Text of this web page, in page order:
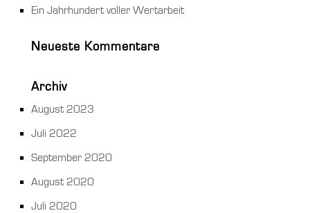
Ein Jahrhundert voller Wertarbeit
Neueste Kommentare
Archiv
August 2023
Juli 2022
September 2020
August 2020
Juli 2020